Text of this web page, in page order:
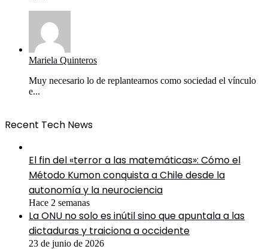
Mariela Quinteros
Muy necesario lo de replantearnos como sociedad el vínculo
e...
Recent Tech News
El fin del «terror a las matemáticas»: Cómo el
Método Kumon conquista a Chile desde la
autonomía y la neurociencia
Hace 2 semanas
La ONU no solo es inútil sino que apuntala a las
dictaduras y traiciona a occidente
23 de junio de 2026